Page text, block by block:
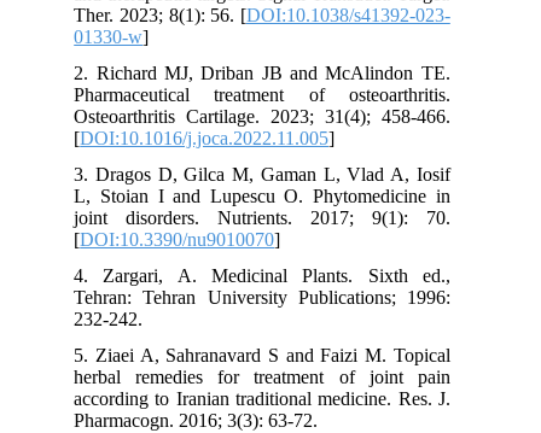
Ther. 2023; 8(1): 56. [DOI:10.1038/s41392-023-
01330-w
2. Richard MJ, Driban JB and McAlindon TE.
Pharmaceutical treatment of osteoarthritis.
Osteoarthritis Cartilage. 2023; 31(4); 458-466.
[DOI:10.1016/j.joca.2022.11.005
3. Dragos D, Gilca M, Gaman L, Vlad A, Iosif
L, Stoian I and Lupescu O. Phytomedicine in
joint disorders. Nutrients. 2017; 9(1): 70.
[DOI:10.3390/nu9010070
4. Zargari, A. Medicinal Plants. Sixth ed.,
Tehran: Tehran University Publications; 1996:
232-242.
5. Ziaei A, Sahranavard S and Faizi M. Topical
herbal remedies for treatment of joint pain
according to Iranian traditional medicine. Res. J.
Pharmacogn. 2016; 3(3): 63-72.